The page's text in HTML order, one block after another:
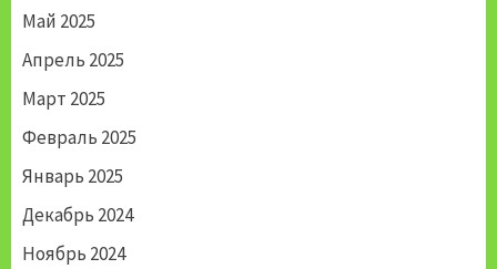
Май 2025
Апрель 2025
Март 2025
Февраль 2025
Январь 2025
Декабрь 2024
Ноябрь 2024